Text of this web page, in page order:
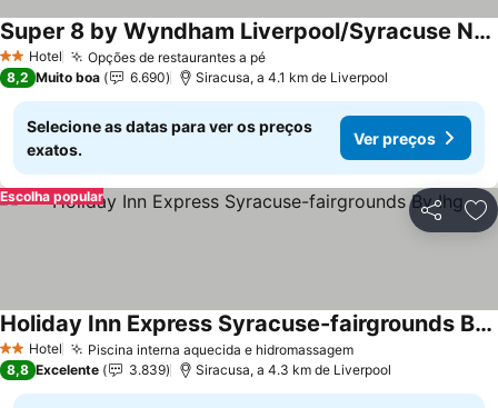
2 Estrelas
Hotel Opções de restaurantes a pé
Super 8 by Wyndham Liverpool/Syracuse North Airport
8,2 Muito boa 6.690 Siracusa, a 4.1 km de Liverpool
Selecione as datas para ver os preços
exatos.
Ver preços
Partilhar
Escolha popular
2 Estrelas
Hotel Piscina interna aquecida e hidromassagem
Holiday Inn Express Syracuse-fairgrounds By Ihg
8,8 Excelente 3.839 Siracusa, a 4.3 km de Liverpool